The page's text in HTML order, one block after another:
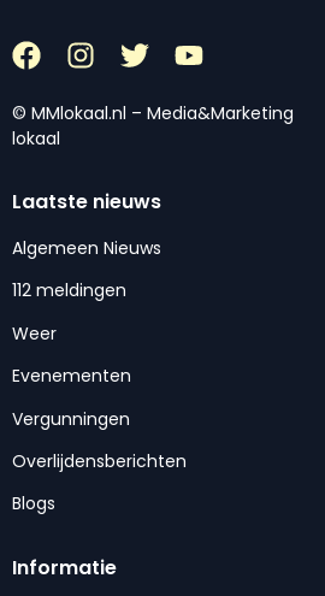
© MMlokaal.nl – Media&Marketing
lokaal
Laatste nieuws
Algemeen Nieuws
112 meldingen
Weer
Evenementen
Vergunningen
Overlijdensberichten
Blogs
Informatie